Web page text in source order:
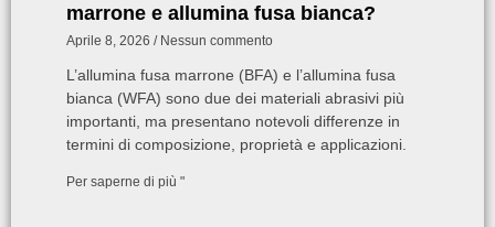
marrone e allumina fusa bianca?
Aprile 8, 2026 Nessun commento
L’allumina fusa marrone (BFA) e l’allumina fusa
bianca (WFA) sono due dei materiali abrasivi più
importanti, ma presentano notevoli differenze in
termini di composizione, proprietà e applicazioni.
Per saperne di più "